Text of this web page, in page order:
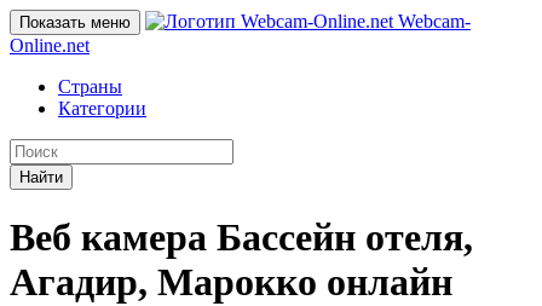
Показать меню
Webcam-
Online.net
Страны
Категории
Найти
Веб камера Бассейн отеля,
Агадир, Марокко онлайн